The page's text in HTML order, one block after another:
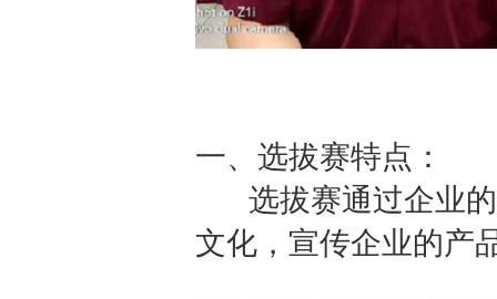
一、选拔赛特点：
选拔赛通过企业的
文化，宣传企业的产